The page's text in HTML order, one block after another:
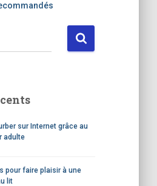
sur Internet grâce au
adulte
pour faire plaisir à une
lit